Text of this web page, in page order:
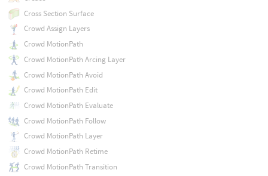
Cross Section Surface
Crowd Assign Layers
Crowd MotionPath
Crowd MotionPath Arcing Layer
Crowd MotionPath Avoid
Crowd MotionPath Edit
Crowd MotionPath Evaluate
Crowd MotionPath Follow
Crowd MotionPath Layer
Crowd MotionPath Retime
Crowd MotionPath Transition